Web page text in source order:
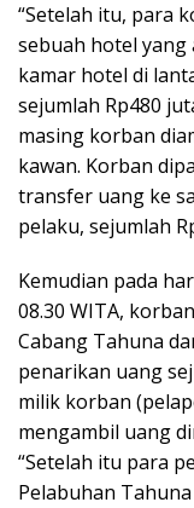
“Setelah itu, para
sebuah hotel yang
kamar hotel di
sejumlah Rp480
masing korban
kawan. Korban
transfer uang ke
pelaku, sejumlah
Kemudian pada
08.30 WITA,
Cabang Tahuna
penarikan uang
milik korban
mengambil uang
“Setelah itu para
Pelabuhan